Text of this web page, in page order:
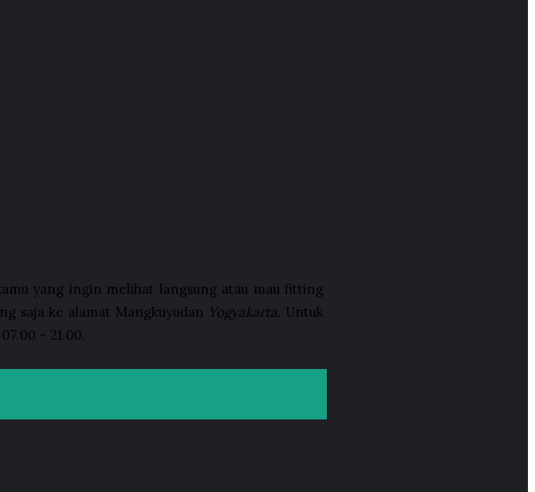
yang ingin melihat langsung atau mau fitting
saja ke alamat Mangkuyudan Yogyakarta. Untuk
– 21.00.